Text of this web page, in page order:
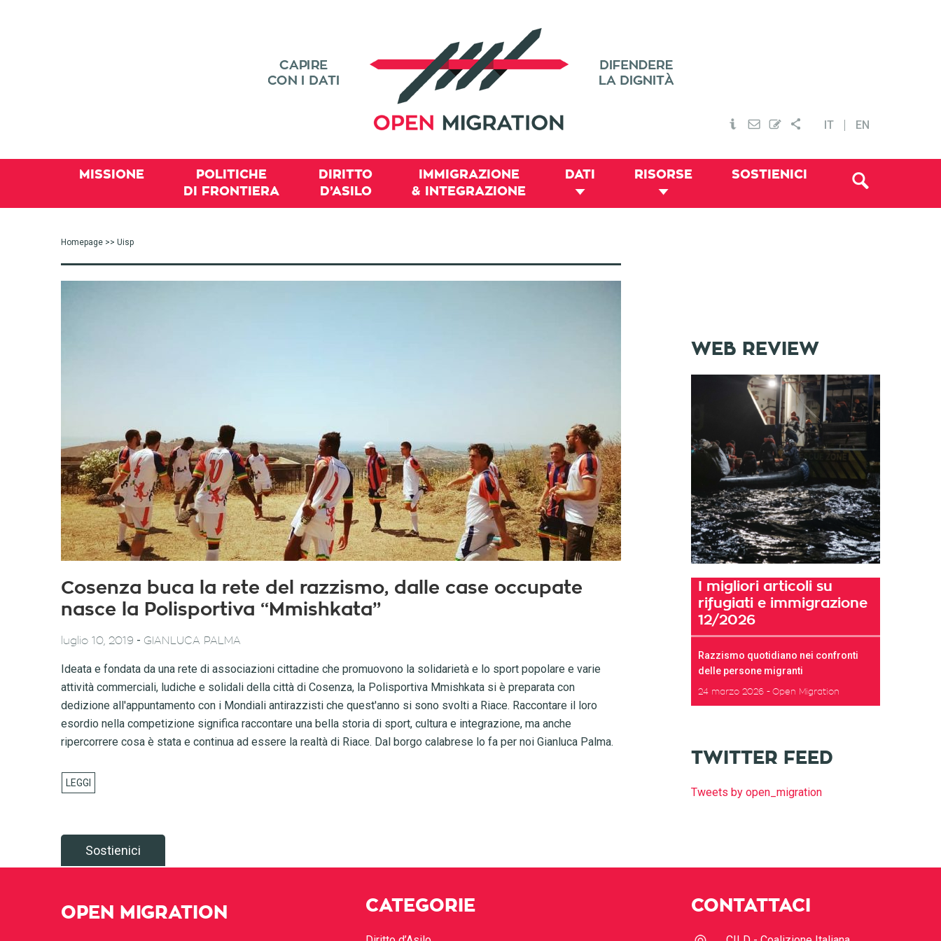
IT EN
MISSIONE
POLITICHE
DI FRONTIERA
DIRITTO
D’ASILO
IMMIGRAZIONE
& INTEGRAZIONE
DATI RISORSE SOSTIENICI
Homepage >> Uisp
Cosenza buca la rete del razzismo, dalle case occupate
nasce la Polisportiva “Mmishkata”
luglio 10, 2019 - GIANLUCA PALMA
Ideata e fondata da una rete di associazioni cittadine che promuovono la solidarietà e lo sport popolare e varie
attività commerciali, ludiche e solidali della città di Cosenza, la Polisportiva Mmishkata si è preparata con
dedizione all'appuntamento con i Mondiali antirazzisti che quest'anno si sono svolti a Riace. Raccontare il loro
esordio nella competizione significa raccontare una bella storia di sport, cultura e integrazione, ma anche
ripercorrere cosa è stata e continua ad essere la realtà di Riace. Dal borgo calabrese lo fa per noi Gianluca Palma.
WEB REVIEW
I migliori articoli su
rifugiati e immigrazione
12/2026
Razzismo quotidiano nei confronti
delle persone migranti
24 marzo 2026 Open Migration
TWITTER FEED
Tweets by open_migration
Sostienici
OPEN MIGRATION CATEGORIE CONTATTACI